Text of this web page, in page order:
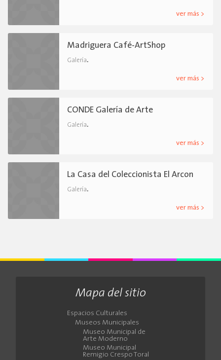
ver más >
Madriguera Café-ArtShop
Galería.
ver más >
CONDE Galería de Arte
Galería.
ver más >
La Casa del Coleccionista El Arcon
Galería.
ver más >
Mapa del sitio
Espacios Culturales
Museos Municipales
Museo Municipal de
Arte Moderno
Museo Municipal
Remigio Crespo Toral